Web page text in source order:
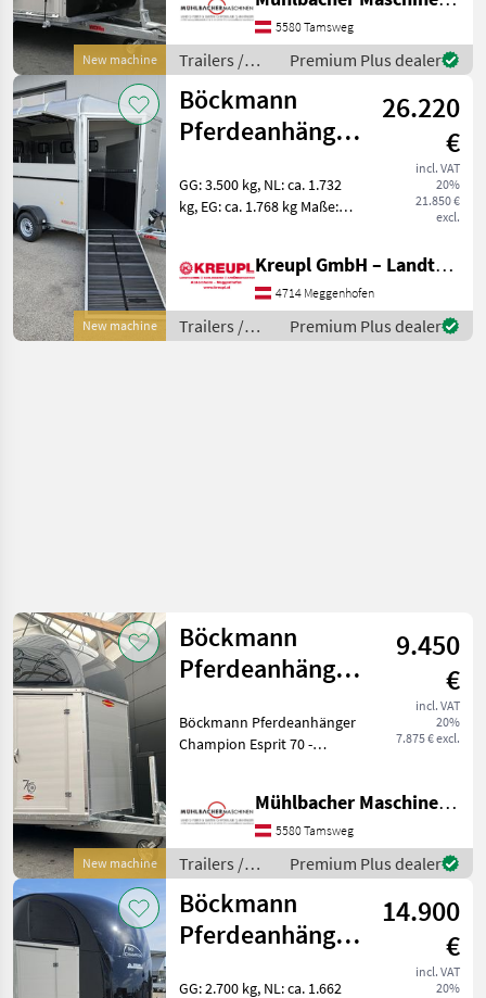
New machine
Netz - Entladeklappe rechts
mit Gummibelag
(integrierte Trittleisten)
5580 Tamsweg
Trailers /
Böckmann
Premium Plus dealer
New machine
Böckmann
Pferdeanhänger
Zubehör AKTION
26.220
€
incl. VAT
20%
21.850 €
excl.
GG: 3.500 kg, NL: ca. 1.732
kg, EG: ca. 1.768 kg Maße:
Bereifung: 185 R14C Farbe:
Silber-metallic Fahrgestell
tief
Kreupl GmbH – Landtechnik – Schlosserei – Anhänger
4714 Meggenhofen
Trailers /
Böckmann
Premium Plus dealer
New machine
Böckmann
Pferdeanhänger
70
9.450
€
incl. VAT
20%
7.875 € excl.
Böckmann Pferdeanhänger
Champion Esprit 70 -
Gesamtgewicht 2.400kg -
Eigengewicht 835kg -
Nutzlast 1.565kg - Einze
Mühlbacher Maschinen GmbH
5580 Tamsweg
Trailers /
Böckmann
Premium Plus dealer
Böckmann
Pferdeanhänger
14.900
€
incl. VAT
20%
GG: 2.700 kg, NL: ca. 1.662